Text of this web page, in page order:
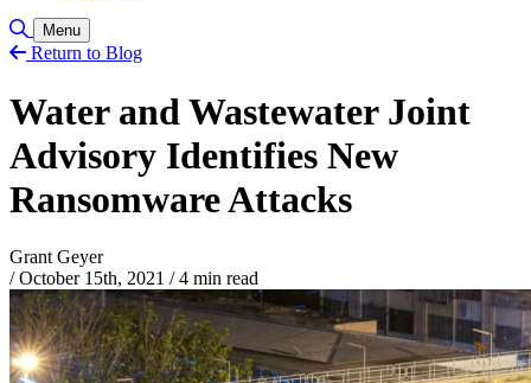
Toggle Search
Menu
Return to Blog
Water and Wastewater Joint
Advisory Identifies New
Ransomware Attacks
Grant Geyer
/ October 15th, 2021 /4 min read